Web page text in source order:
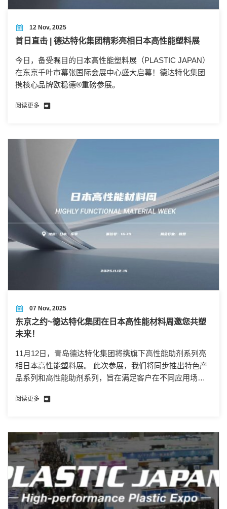
12 Nov, 2025
首日直击 | 德达特化集团精彩亮相日本高性能塑料展
今日，备受瞩目的日本高性能塑料展（PLASTIC JAPAN）
在东京千叶市幕张国际会展中心盛大启幕！德达特化集团
携核心品牌欧稳德®重磅参展。
阅读更多
07 Nov, 2025
东京之约~德达特化集团在日本高性能材料周邀您共塑
未来！
11月12日，青岛德达特化集团将携旗下高性能助剂系列亮
相日本高性能塑料展。 此次参展，我们将同步推出特色产
品系列和高性能助剂系列，旨在满足客户在不同应用场景
阅读更多